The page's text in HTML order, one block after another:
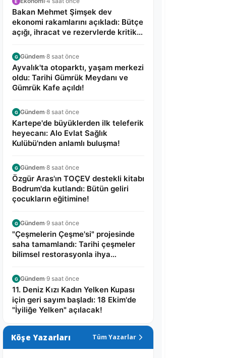
Bakan Mehmet Şimşek dev
ekonomi rakamlarını açıkladı: Bütçe
açığı, ihracat ve rezervlerde kritik
G Gündem·8 saat önce
Ayvalık'ta otoparktı, yaşam merkezi
oldu: Tarihi Gümrük Meydanı ve
Gümrük Kafe açıldı!
G Gündem·8 saat önce
Kartepe'de büyüklerden ilk teleferik
heyecanı: Alo Evlat Sağlık
Kulübü'nden anlamlı buluşma!
G Gündem·8 saat önce
Özgür Aras'ın TOÇEV destekli kitabı
Bodrum'da kutlandı: Bütün geliri
çocukların eğitimine!
G Gündem·9 saat önce
"Çeşmelerin Çeşme'si" projesinde
saha tamamlandı: Tarihi çeşmeler
bilimsel restorasyonla ihya
G Gündem·9 saat önce
11. Deniz Kızı Kadın Yelken Kupası
için geri sayım başladı: 18 Ekim'de
"İyiliğe Yelken" açılacak!
Köşe Yazarları Tüm Yazarlar